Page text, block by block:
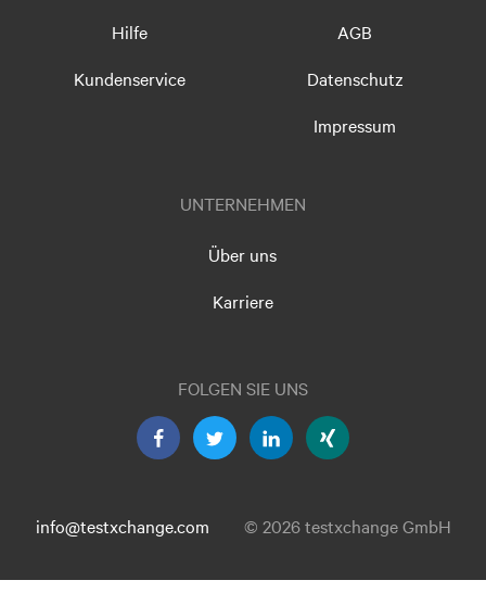
Hilfe
Kundenservice
AGB
Datenschutz
Impressum
UNTERNEHMEN
Über uns
Karriere
FOLGEN SIE UNS
info@testxchange.com © 2026 testxchange GmbH